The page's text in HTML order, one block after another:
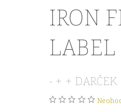
IRON
- + +